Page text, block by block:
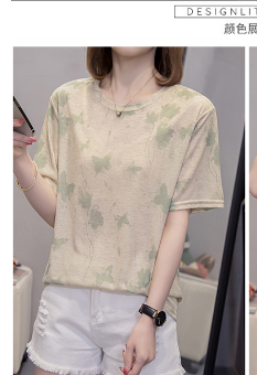
易，需依本服務之必要範圍內提供個
權轉讓予恩沛科技股份有限公司。
２．關於個人資料處理事宜，請瀏覽以
https://aftee.tw/terms/#terms3
３．未成年的使用者請事先徵得法定代
「AFTEE先享後付」，若未經同意申
任。
４．使用「AFTEE先享後付」時，將
時審查核予不同之上限額度；若仍有
請求用戶進行身份認證。
５．嚴禁一人註冊多個帳號或使用他
恩沛科技股份有限公司將有權停止該
每筆NT$80，滿NT$699(含以上)免
7-11付款取貨
每筆NT$80，滿NT$699(含以上)免
付款後7-11取貨
每筆NT$80，滿NT$699(含以上)
宅配
每筆NT$70，滿NT$699(含以上)免
離島-郵局寄送
每筆NT$90，滿NT$699(含以上)
國家/地區配送